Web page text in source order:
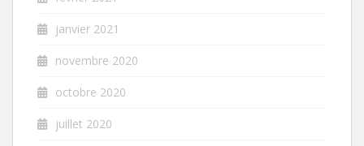
janvier 2021
novembre 2020
octobre 2020
juillet 2020